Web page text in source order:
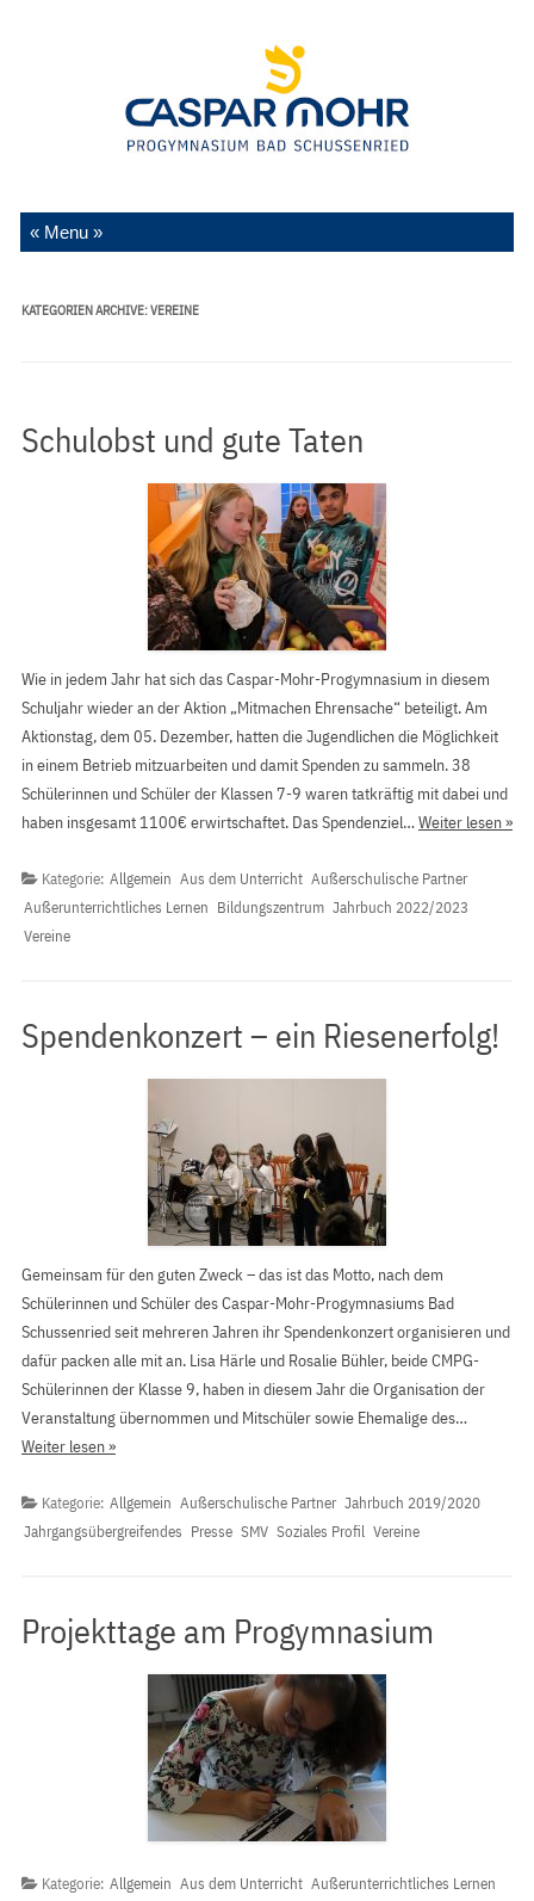
Zum Inhalt springen
KATEGORIEN ARCHIVE:VEREINE
Schulobst und gute Taten
Wie in jedem Jahr hat sich das Caspar-Mohr-Progymnasium in diesem
Schuljahr wieder an der Aktion „Mitmachen Ehrensache“ beteiligt. Am
Aktionstag, dem 05. Dezember, hatten die Jugendlichen die Möglichkeit
in einem Betrieb mitzuarbeiten und damit Spenden zu sammeln. 38
Schülerinnen und Schüler der Klassen 7-9 waren tatkräftig mit dabei und
haben insgesamt 1100€ erwirtschaftet. Das Spendenziel…Weiter lesen »
Kategorie: Allgemein Aus dem Unterricht Außerschulische Partner
Außerunterrichtliches Lernen Bildungszentrum Jahrbuch 2022/2023
Vereine
Spendenkonzert – ein Riesenerfolg!
Gemeinsam für den guten Zweck – das ist das Motto, nach dem
Schülerinnen und Schüler des Caspar-Mohr-Progymnasiums Bad
Schussenried seit mehreren Jahren ihr Spendenkonzert organisieren und
dafür packen alle mit an. Lisa Härle und Rosalie Bühler, beide CMPG-
Schülerinnen der Klasse 9, haben in diesem Jahr die Organisation der
Veranstaltung übernommen und Mitschüler sowie Ehemalige des…
Weiter lesen »
Kategorie: Allgemein Außerschulische Partner Jahrbuch 2019/2020
Jahrgangsübergreifendes Presse SMV Soziales Profil Vereine
Projekttage am Progymnasium
Kategorie: Allgemein Aus dem Unterricht Außerunterrichtliches Lernen